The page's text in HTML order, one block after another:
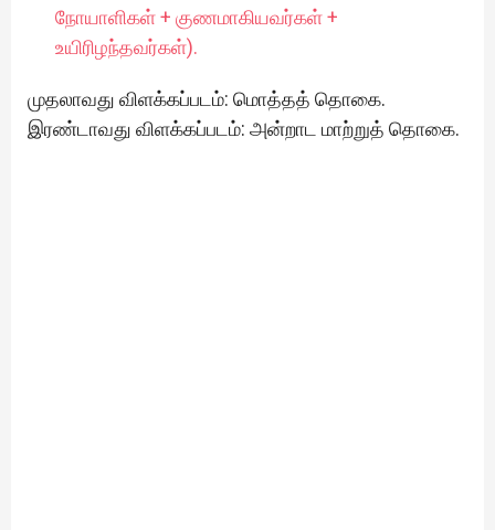
நோயாளிகள் + குணமாகியவர்கள் +
உயிரிழந்தவர்கள்).
முதலாவது விளக்கப்படம்: மொத்தத் தொகை.
இரண்டாவது விளக்கப்படம்: அன்றாட மாற்றுத் தொகை.